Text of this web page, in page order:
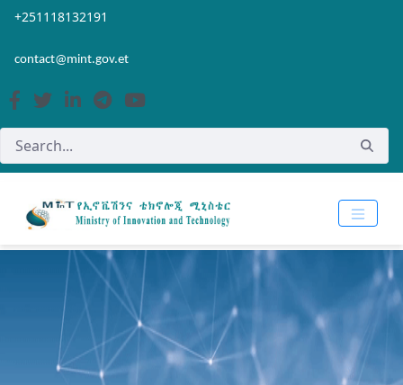
Skip to Main Content
Open Accessibility Menu
+251118132191
contact@mint.gov.et